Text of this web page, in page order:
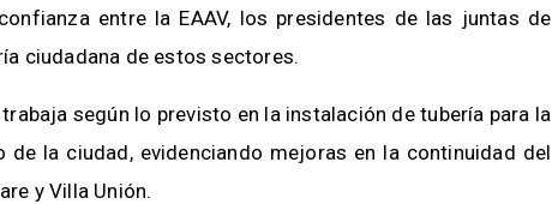
entre la EAAV, los presidentes de las juntas de
ciudadana de estos sectores.
según lo previsto en la instalación de tubería para la
la ciudad, evidenciando mejoras en la continuidad del
y Villa Unión.